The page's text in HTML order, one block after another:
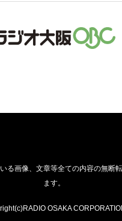
る画像、文章等全ての内容の無断
ます。
OSAKA